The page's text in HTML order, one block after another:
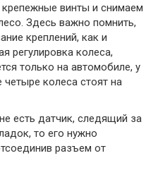
крепежные винты и снимаем
Здесь важно помнить,
креплений, как и
регулировка колеса,
только на автомобиле, у
четыре колеса стоят на
есть датчик, следящий за
то его нужно
разъем от